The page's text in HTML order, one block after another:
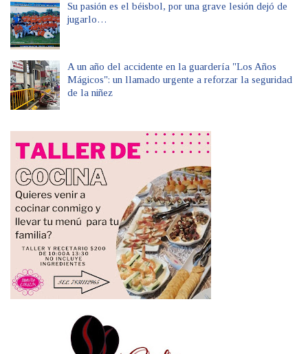
Su pasión es el béisbol, por una grave lesión dejó de
jugarlo…
A un año del accidente en la guardería "Los Años
Mágicos": un llamado urgente a reforzar la seguridad
de la niñez